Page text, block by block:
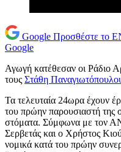
Google Προσθέστε το
Google
Αγωγή κατέθεσαν οι Ράδιο
τους Στάθη
Τα τελευταία 24ωρα έχουν
του πρώην παρουσιαστή της
στόματα. Σύμφωνα με τον
Σερβετάς και ο Χρήστος
νομικά κατά του πρώην